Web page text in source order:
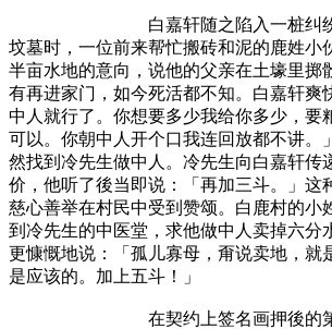
白嘉轩随之陷入一桩纠纷里
坟墓时，一位前来帮忙搬砖和泥的鹿姓小
半亩水地的意向，说他的父亲在土壕里掷
有再进家门，如今死活都不知。白嘉轩爽
中人就行了。你想要多少我给你多少，要
可以。你朝中人开个口我连回放都不讲。
然找到冷先生做中人。冷先生向白嘉轩传
价，他听了後当即说：「再加三斗。」这
慈心善举在村民中受到赞颂。白鹿村的小
到冷先生的中医堂，求他做中人卖掉六分
更慷慨地说：「孤儿寡母，甭说卖地，就
是应该的。加上五斗！」
在契约上签名画押後的第二